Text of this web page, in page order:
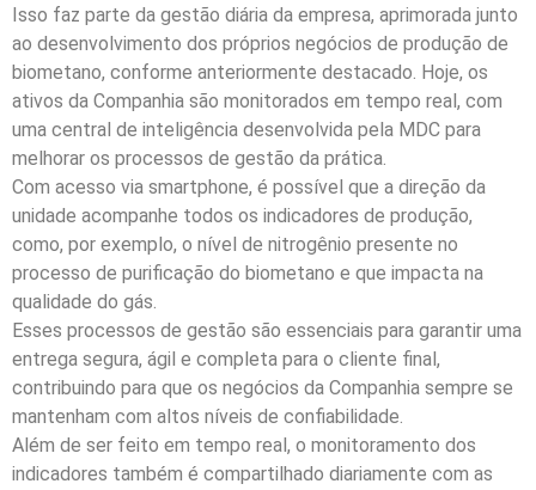
Isso faz parte da gestão diária da empresa, aprimorada junto
ao desenvolvimento dos próprios negócios de produção de
biometano, conforme anteriormente destacado. Hoje, os
ativos da Companhia são monitorados em tempo real, com
uma central de inteligência desenvolvida pela MDC para
melhorar os processos de gestão da prática.
Com acesso via smartphone, é possível que a direção da
unidade acompanhe todos os indicadores de produção,
como, por exemplo, o nível de nitrogênio presente no
processo de purificação do biometano e que impacta na
qualidade do gás.
Esses processos de gestão são essenciais para garantir uma
entrega segura, ágil e completa para o cliente final,
contribuindo para que os negócios da Companhia sempre se
mantenham com altos níveis de confiabilidade.
Além de ser feito em tempo real, o monitoramento dos
indicadores também é compartilhado diariamente com as